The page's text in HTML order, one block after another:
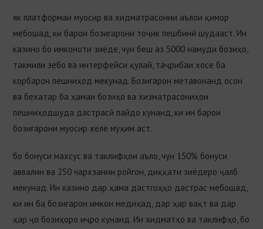
як платформаи муосир ва хидматрасонии аълои қимор
мебошад, ки барои бозигарони тоҷик пешбинӣ шудааст. Ин
казино бо имконоти зиёде, чун беш аз 5000 намуди бозиҳо,
такмили зебо ва интерфейси қулай, таҷрибаи хосе ба
корбарон пешниҳод мекунад. Бозигарон метавонанд осон
ва бехатар ба ҳамаи бозиҳо ва хизматрасониҳои
пешниҳодшуда дастрасӣ пайдо кунанд, ки ин барои
бозигарони муосир хеле муҳим аст.
бо бонуси махсус ва таклифҳои аъло, чун 150% бонуси
аввалин ва 250 чархзании ройгон, диққати зиёдеро ҷалб
мекунад. Ин казино дар ҳама дастгоҳҳо дастрас мебошад,
ки ин ба бозигарон имкон медиҳад, дар ҳар вақт ва дар
ҳар ҷо бозиҳоро иҷро кунанд. Ин хидматҳо ва таклифҳо, бо